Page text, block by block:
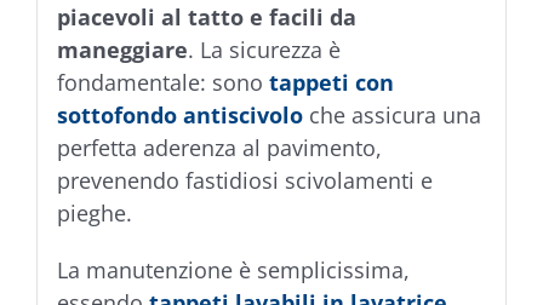
piacevoli al tatto e facili da
maneggiare. La sicurezza è
fondamentale: sono tappeti con
sottofondo antiscivoloche assicura una
perfetta aderenza al pavimento,
prevenendo fastidiosi scivolamenti e
pieghe.
La manutenzione è semplicissima,